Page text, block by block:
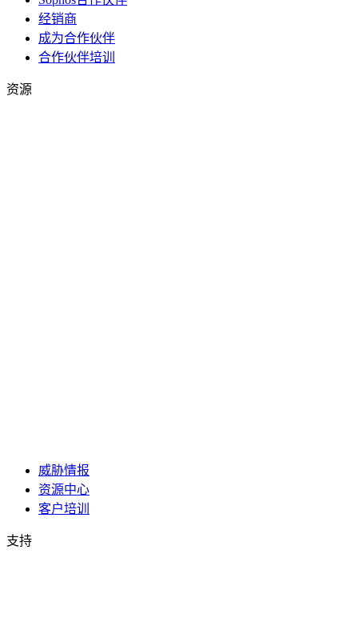
经销商
成为合作伙伴
合作伙伴培训
资源
威胁情报
资源中心
客户培训
支持